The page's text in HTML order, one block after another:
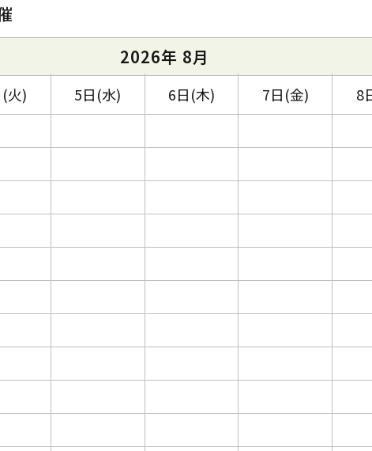
2026年 8月
火) 5日(水) 6日(木) 7日(金) 8